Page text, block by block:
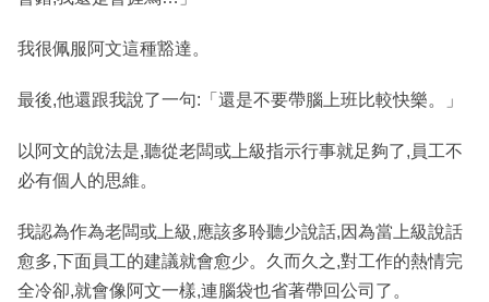
我很佩服阿文這種豁達。
最後,他還跟我說了一句:「還是不要帶腦上班比較快樂。」
以阿文的說法是,聽從老闆或上級指示行事就足夠了,員工不
必有個人的思維。
我認為作為老闆或上級,應該多聆聽少說話,因為當上級說話
愈多,下面員工的建議就會愈少。久而久之,對工作的熱情完
全冷卻,就會像阿文一樣,連腦袋也省著帶回公司了。